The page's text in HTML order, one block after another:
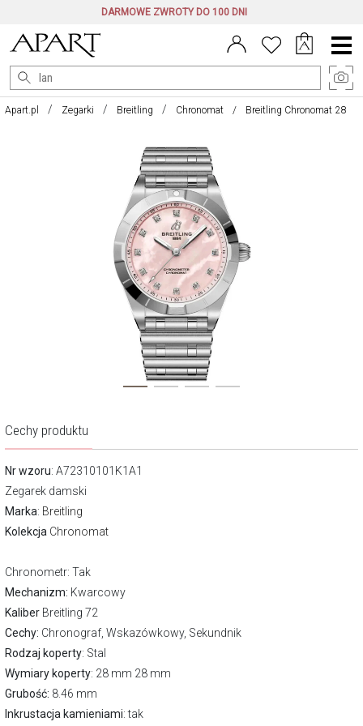
DARMOWE ZWROTY DO 100 DNI
Menu
główne
Apart.pl Zegarki Breitling Chronomat Breitling Chronomat 28
Cechy produktu
Nr wzoru: A72310101K1A1
Zegarek damski
Marka: Breitling
Kolekcja Chronomat
Chronometr: Tak
Mechanizm: Kwarcowy
Kaliber Breitling 72
Cechy: Chronograf, Wskazówkowy, Sekundnik
Rodzaj koperty: Stal
Wymiary koperty: 28 mm 28 mm
Grubość: 8.46 mm
Inkrustacja kamieniami: tak